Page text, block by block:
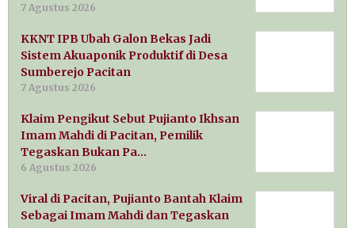
7 Agustus 2026
KKNT IPB Ubah Galon Bekas Jadi
Sistem Akuaponik Produktif di Desa
Sumberejo Pacitan
7 Agustus 2026
Klaim Pengikut Sebut Pujianto Ikhsan
Imam Mahdi di Pacitan, Pemilik
Tegaskan Bukan Pa…
6 Agustus 2026
Viral di Pacitan, Pujianto Bantah Klaim
Sebagai Imam Mahdi dan Tegaskan